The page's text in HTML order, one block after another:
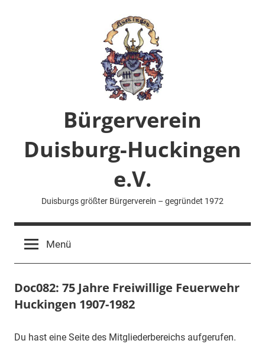
Bürgerverein
Duisburg-Huckingen
e.V.
Duisburgs größter Bürgerverein – gegründet 1972
Menü
Doc082: 75 Jahre Freiwillige Feuerwehr
Huckingen 1907-1982
Du hast eine Seite des Mitgliederbereichs aufgerufen.